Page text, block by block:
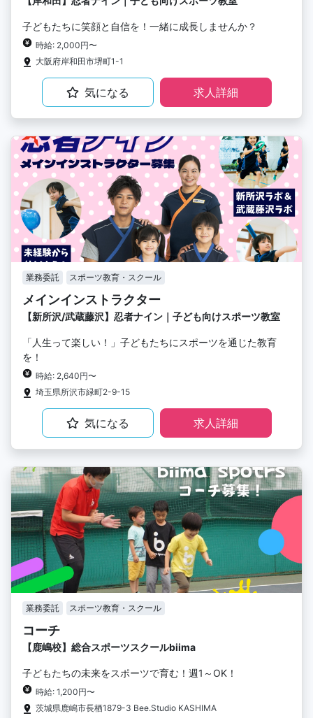
子どもたちに笑顔と自信を！一緒に成長しませんか？
時給: 2,000円〜
大阪府岸和田市堺町1-1
気になる 求人詳細
業務委託 スポーツ教育・スクール
メインインストラクター
【新所沢/武蔵藤沢】忍者ナイン｜子ども向けスポーツ教室
「人生って楽しい！」子どもたちにスポーツを通じた教育
を！
時給: 2,640円〜
埼玉県所沢市緑町2-9-15
気になる 求人詳細
業務委託 スポーツ教育・スクール
コーチ
【鹿嶋校】総合スポーツスクールbiima
子どもたちの未来をスポーツで育む！週1～OK！
時給: 1,200円〜
茨城県鹿嶋市長栖1879-3 Bee.Studio KASHIMA